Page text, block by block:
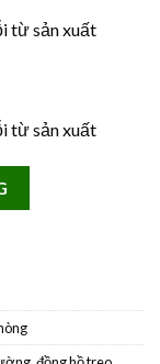
từ sản xuất
từ sản xuất
số lượng